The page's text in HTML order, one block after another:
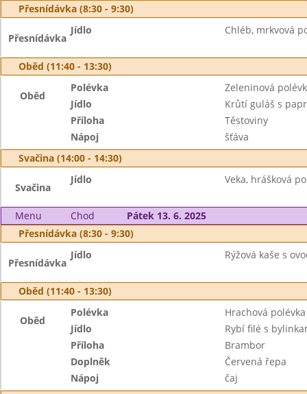
Přesnídávka (8:30 - 9:30)
Přesnídávka
Jídlo Chléb, mrkvová
Oběd (11:40 - 13:30)
Oběd
Polévka
Zeleninová
Jídlo
Krůtí guláš s
Příloha
Těstoviny
Nápoj
šťáva
Svačina (14:00 - 14:30)
Svačina
Jídlo Veka, hrášková
Menu Chod
Pátek 13. 6. 2025
Přesnídávka (8:30 - 9:30)
Přesnídávka
Jídlo Rýžová kaše s
Oběd (11:40 - 13:30)
Oběd
Polévka
Hrachová polévka
Jídlo
Rybí filé s
Příloha
Brambor
Doplněk
Červená řepa
Nápoj
čaj